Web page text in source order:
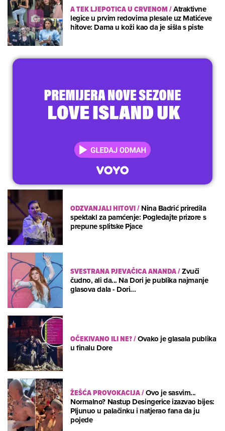
A TEK LJEPOTICA U CRVENOM/Atraktivne
legice u prvim redovima plesale uz Matićeve
hitove: Dama u koži kao da je sišla s piste
ODZVANJALI HITOVI/Nina Badrić priredila
spektakl za pamćenje: Pogledajte prizore s
prepune splitske Pjace
SVESTRANA PJEVAČICA ANANDA/Zvuči
čudno, ali da... Na Dori je publika najmanje
glasova dala - Dori...
OČEKIVANO ILI NE?/Ovako je glasala publika
u finalu Dore
ŽEŠĆA PROVOKACIJA/Ovo je sasvim...
Normalno? Nastup Desingerice izazvao bijes:
Pljunuo u palačinku i natjerao fana da ju
pojede